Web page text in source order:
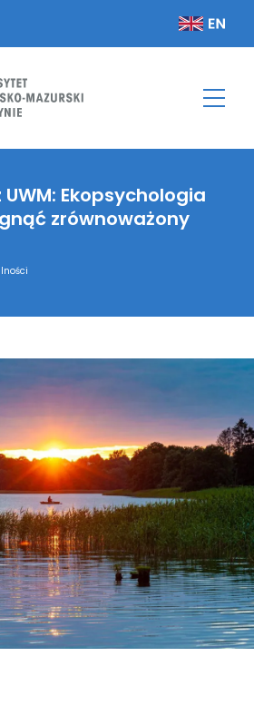
Ekopsychologia
zrównoważony